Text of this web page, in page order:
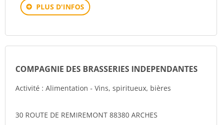
PLUS D'INFOS
COMPAGNIE DES BRASSERIES INDEPENDANTES
Activité : Alimentation - Vins, spiritueux, bières
30 ROUTE DE REMIREMONT 88380 ARCHES